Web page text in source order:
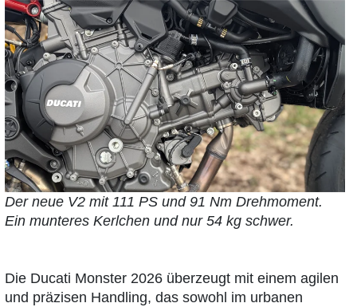
Der neue V2 mit 111 PS und 91 Nm Drehmoment.
Ein munteres Kerlchen und nur 54 kg schwer.
Die Ducati Monster 2026 überzeugt mit einem agilen
und präzisen Handling, das sowohl im urbanen